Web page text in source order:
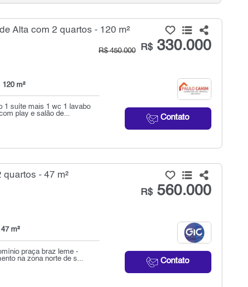
Alta com 2 quartos - 120 m²
R$330.000
R$ 450.000
Contato
120 m²
1 suíte mais 1 wc 1 lavabo
play e salão de...
- 47 m²
R$560.000
Contato
47 m²
praça braz leme -
na zona norte de s...